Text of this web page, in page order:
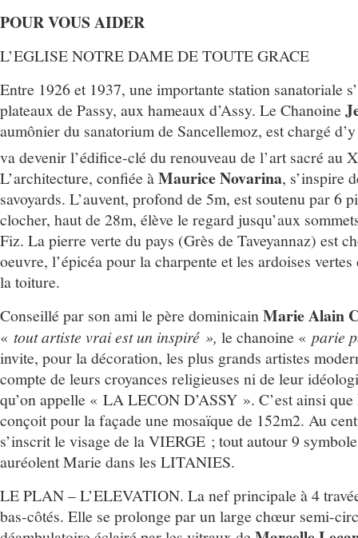
POUR VOUS AIDER
L’EGLISE NOTRE DAME DE TOUTE GRACE
Entre 1926 et 1937, une importante station sanatoriale
plateaux de Passy, aux hameaux d’Assy. Le Chanoine
aumônier du sanatorium de Sancellemoz, est chargé
va devenir l’édifice-clé du renouveau de l’art sacré au
L’architecture, confiée àMaurice Novarina, s’inspire
savoyards. L’auvent, profond de 5m, est soutenu par 6
clocher, haut de 28m, élève le regard jusqu’aux
Fiz. La pierre verte du pays (Grès de Taveyannaz) est
oeuvre, l’épicéa pour la charpente et les ardoises
la toiture.
Conseillé par son ami le père dominicainMarie Alain
« tout artiste vrai est un inspiré », le chanoine « parie
invite, pour la décoration, les plus grands artistes
compte de leurs croyances religieuses ni de leur
qu’on appelle « LA LECON D’ASSY ». C’est ainsi que
conçoit pour la façade une mosaïque de 152m2. Au
s’inscrit le visage de la VIERGE ; tout autour 9
auréolent Marie dans les LITANIES.
LE PLAN – L’ELEVATION. La nef principale à 4
bas-côtés. Elle se prolonge par un large chœur semi-